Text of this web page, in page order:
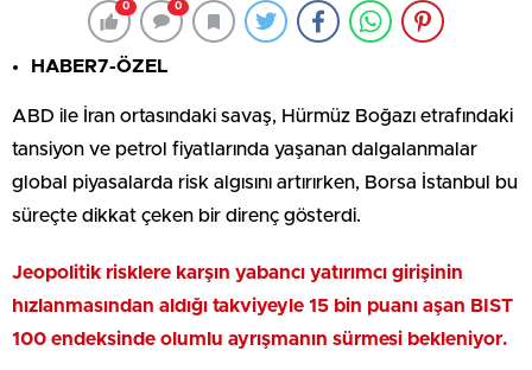
0 0
HABER7-ÖZEL
ABD ile İran ortasındaki savaş, Hürmüz Boğazı etrafındaki
tansiyon ve petrol fiyatlarında yaşanan dalgalanmalar
global piyasalarda risk algısını artırırken, Borsa İstanbul bu
süreçte dikkat çeken bir direnç gösterdi.
Jeopolitik risklere karşın yabancı yatırımcı girişinin
hızlanmasından aldığı takviyeyle 15 bin puanı aşan BIST
100 endeksinde olumlu ayrışmanın sürmesi bekleniyor.